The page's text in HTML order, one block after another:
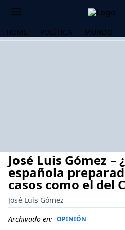
HOME POLÍTICA MUNDO
José Luis Gómez –
española
casos como el del
José Luis Gómez
Archivado en: OPINIÓN